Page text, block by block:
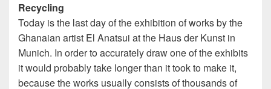
Recycling
Today is the last day of the exhibition of works by the
Ghanaian artist El Anatsui at the Haus der Kunst in
Munich. In order to accurately draw one of the exhibits
it would probably take longer than it took to make it,
because the works usually consists of thousands of